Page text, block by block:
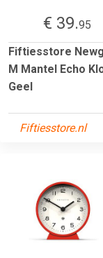
€ 39.95
Fiftiesstore
M Mantel Echo
Geel
Fiftiesstore.nl